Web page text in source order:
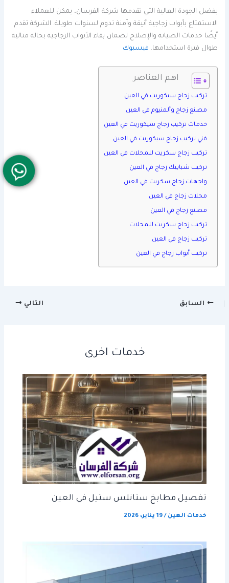
بفضل الجودة العالية التي تقدمها شركة الفرسان، يمكن للعملاء
الاستمتاع بأبواب زجاجية أنيقة وآمنة تدوم لسنوات طويلة. الشركة تقدم
أيضًا خدمات الصيانة والإصلاح لضمان بقاء الأبواب الزجاجية بحالة مثالية
طوال فترة استخدامها. فيسبوك
اهم العناصر
تركيب زجاج سيكوريت في العين
مصنع زجاج وألمنيوم في العين
خدمات تركيب زجاج سيكوريت في العين
فني تركيب زجاج سيكوريت في العين
تركيب زجاج سكريت للمحلات في العين
تركيب شبابيك زجاج في العين
واجهات زجاج سكريت في العين
محلات زجاج في العين
مصنع زجاج في العين
تركيب زجاج سكريت للمحلات
تركيب زجاج في العين
تركيب أبواب زجاج في العين
السابق التالي
خدمات اخرى
تفصيل مطابخ ستانلس ستيل في العين
خدمات العين /19 يناير، 2026